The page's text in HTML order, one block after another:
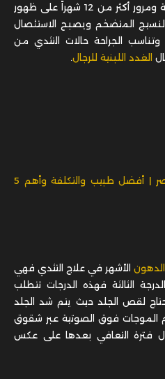
بالألم أو بعد عدم جدوى الأدوية ومرور أكثر من 12 شهراً على ظهور
المتضخم ويصبح الاستئصال
الجراحة حالات التثدي من
الغدد اللبنية للرجال
عملية التثدي في مصر | أفضل طبيب والتكلفة وأهم 5
الأشهر في علاج التثدي فهي
الثالثة فهذه الدرجات تتطلب
لقص الجلد حيث يتم شد الجلد
الموجات فوق الصوتية عبر شقوق
فترة التعافي بعدها على عكس